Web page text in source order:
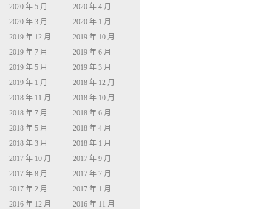
2020 年 5 月
2020 年 4 月
2020 年 3 月
2020 年 1 月
2019 年 12 月
2019 年 10 月
2019 年 7 月
2019 年 6 月
2019 年 5 月
2019 年 3 月
2019 年 1 月
2018 年 12 月
2018 年 11 月
2018 年 10 月
2018 年 7 月
2018 年 6 月
2018 年 5 月
2018 年 4 月
2018 年 3 月
2018 年 1 月
2017 年 10 月
2017 年 9 月
2017 年 8 月
2017 年 7 月
2017 年 2 月
2017 年 1 月
2016 年 12 月
2016 年 11 月